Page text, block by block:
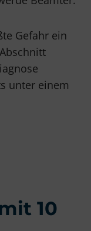
Gefahr ein
unter einem
10